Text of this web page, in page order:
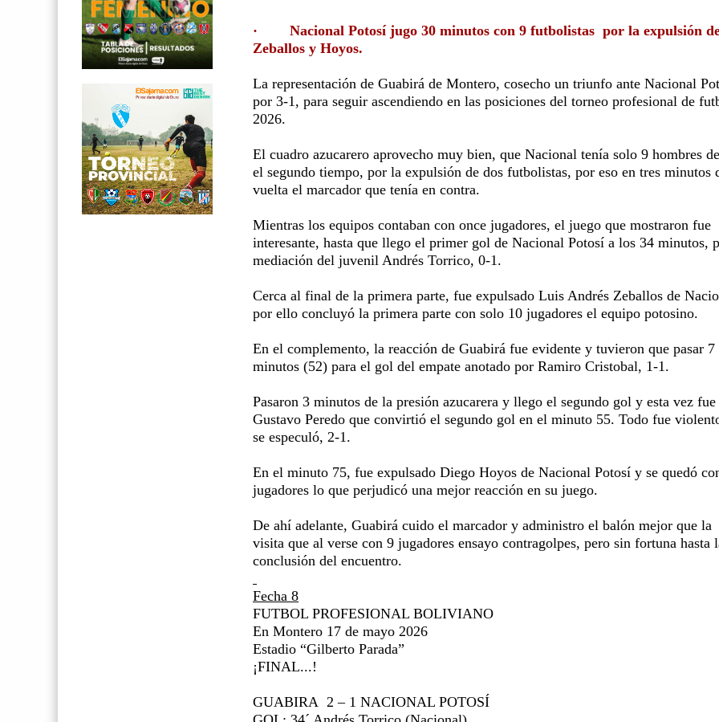
·
Nacional Potosí jugo 30 minutos con 9 futbolistas por la expulsión
Zeballos y Hoyos.
La representación de Guabirá de Montero, cosecho un triunfo ante Nacional
por 3-1, para seguir ascendiendo en las posiciones del torneo profesional de
2026.
El cuadro azucarero aprovecho muy bien, que Nacional tenía solo 9 hombres
el segundo tiempo, por la expulsión de dos futbolistas, por eso en tres minutos
vuelta el marcador que tenía en contra.
Mientras los equipos contaban con once jugadores, el juego que mostraron fue
interesante, hasta que llego el primer gol de Nacional Potosí a los 34 minutos,
mediación del juvenil Andrés Torrico, 0-1.
Cerca al final de la primera parte, fue expulsado Luis Andrés Zeballos de
por ello concluyó la primera parte con solo 10 jugadores el equipo potosino.
En el complemento, la reacción de Guabirá fue evidente y tuvieron que pasar 7
minutos (52) para el gol del empate anotado por Ramiro Cristobal, 1-1.
Pasaron 3 minutos de la presión azucarera y llego el segundo gol y esta vez fue
Gustavo Peredo que convirtió el segundo gol en el minuto 55. Todo fue
se especuló, 2-1.
En el minuto 75, fue expulsado Diego Hoyos de Nacional Potosí y se quedó
jugadores lo que perjudicó una mejor reacción en su juego.
De ahí adelante, Guabirá cuido el marcador y administro el balón mejor que la
visita que al verse con 9 jugadores ensayo contragolpes, pero sin fortuna hasta
conclusión del encuentro.
Fecha 8
FUTBOL PROFESIONAL BOLIVIANO
En Montero 17 de mayo 2026
Estadio “Gilberto Parada”
¡FINAL...!
GUABIRA
2 – 1 NACIONAL POTOSÍ